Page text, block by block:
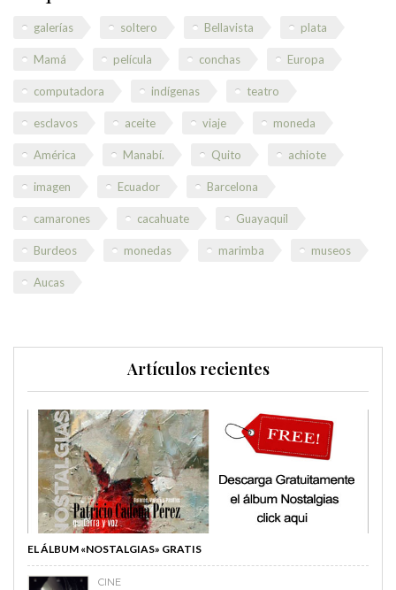
galerías soltero Bellavista plata
Mamá película conchas Europa
computadora indígenas teatro
esclavos aceite viaje moneda
América Manabí. Quito achiote
imagen Ecuador Barcelona
camarones cacahuate Guayaquil
Burdeos monedas marimba museos
Aucas
Artículos recientes
EL ÁLBUM «NOSTALGIAS» GRATIS
CINE